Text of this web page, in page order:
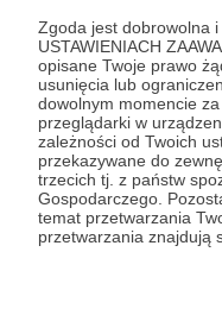
Zgoda jest dobrowolna
USTAWIENIACH
opisane Twoje prawo
usunięcia lub
dowolnym momencie
przeglądarki w
zależności od Twoich
przekazywane do
trzecich tj. z państw
Gospodarczego.
temat przetwarzania
przetwarzania znajdują
Dołącz
Wesprzyj